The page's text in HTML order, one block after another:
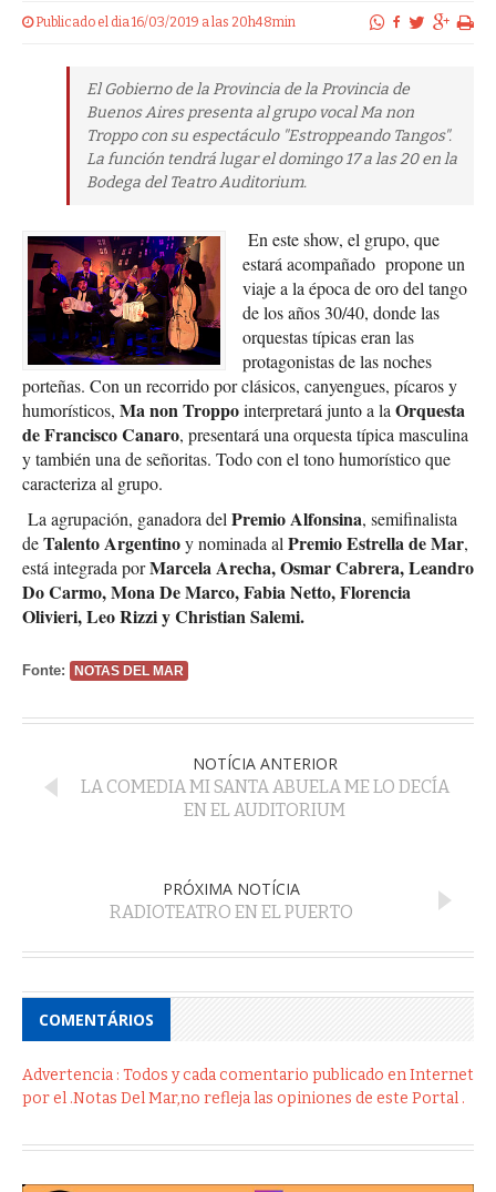
Publicado el dia 16/03/2019 a las 20h48min
El Gobierno de la Provincia de la Provincia de
Buenos Aires presenta al grupo vocal Ma non
Troppo con su espectáculo "Estroppeando Tangos".
La función tendrá lugar el domingo 17 a las 20 en la
Bodega del Teatro Auditorium.
En este show, el grupo, que
estará acompañado propone un
viaje a la época de oro del tango
de los años 30/40, donde las
orquestas típicas eran las
protagonistas de las noches
porteñas. Con un recorrido por clásicos, canyengues, pícaros y
humorísticos, Ma non Troppointerpretará junto a la Orquesta
de Francisco Canaro, presentará una orquesta típica masculina
y también una de señoritas. Todo con el tono humorístico que
caracteriza al grupo.
La agrupación, ganadora del Premio Alfonsina, semifinalista
deTalento Argentinoy nominada al Premio Estrella de Mar,
está integrada porMarcela Arecha, Osmar Cabrera, Leandro
Do Carmo, Mona De Marco, Fabia Netto, Florencia
Olivieri, Leo Rizzi y Christian Salemi.
Fonte: NOTAS DEL MAR
NOTÍCIA ANTERIOR
LA COMEDIA MI SANTA ABUELA ME LO DECÍA
EN EL AUDITORIUM
PRÓXIMA NOTÍCIA
RADIOTEATRO EN EL PUERTO
COMENTÁRIOS
Advertencia : Todos y cada comentario publicado en Internet
por el .Notas Del Mar,no refleja las opiniones de este Portal .